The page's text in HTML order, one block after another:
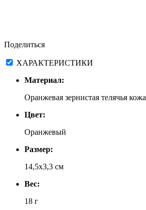
Поделиться
ХАРАКТЕРИСТИКИ
Материал:
Оранжевая зернистая телячья кожа
Цвет:
Оранжевый
Размер:
14,5х3,3 см
Вес:
18 г